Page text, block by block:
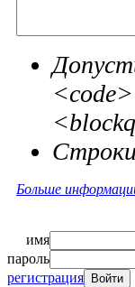
Больше
имя
пароль
регистрация